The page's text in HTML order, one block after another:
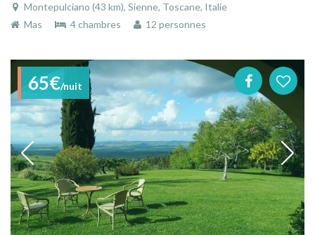
Montepulciano (43 km), Sienne, Toscane, Italie
Mas
4 chambres 12 personnes
65€/nuit